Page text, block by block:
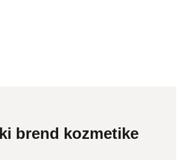
brend kozmetike